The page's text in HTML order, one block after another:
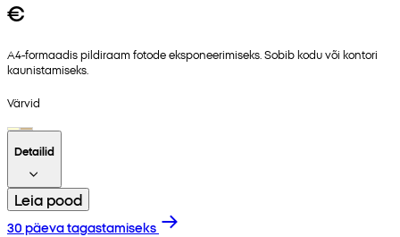
€
A4-formaadis pildiraam fotode eksponeerimiseks. Sobib kodu või kontori
kaunistamiseks.
Värvid
Detailid
Leia pood
30 päeva tagastamiseks